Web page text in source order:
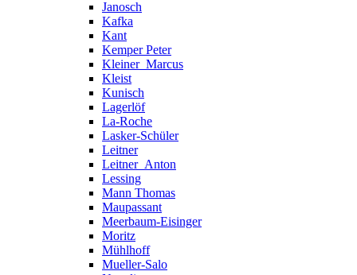
Janosch
Kafka
Kant
Kemper Peter
Kleiner_Marcus
Kleist
Kunisch
Lagerlöf
La-Roche
Lasker-Schüler
Leitner
Leitner_Anton
Lessing
Mann Thomas
Maupassant
Meerbaum-Eisinger
Moritz
Mühlhoff
Mueller-Salo